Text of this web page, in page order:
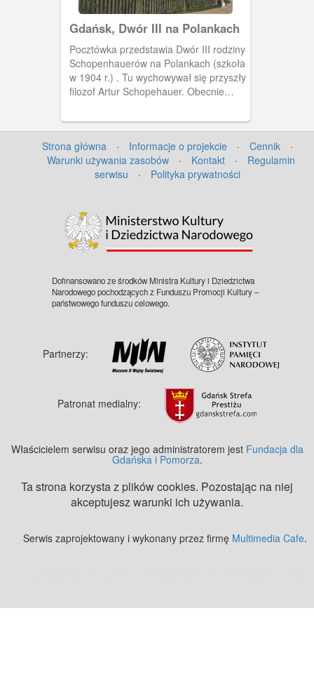
Gdańsk, Dwór III na Polankach
Pocztówka przedstawia Dwór III rodziny
Schopenhauerów na Polankach (szkoła
w 1904 r.) . Tu wychowywał się przyszły
filozof Artur Schopehauer. Obecnie
Schronisko dla Nieletnich. Budynek po
lewej nie istnieje. Rozebrano go w
latach 90. XX wieku.
Strona główna · Informacje o projekcie · Cennik
·
Warunki używania zasobów
· Kontakt ·
Regulamin
serwisu
· Polityka prywatności
Dofinansowano ze środków Ministra Kultury i Dziedzictwa
Narodowego pochodzących z Funduszu Promocji Kultury –
państwowego funduszu celowego.
Partnerzy:
Patronat medialny:
Właścicielem serwisu oraz jego administratorem jest Fundacja dla
Gdańska i Pomorza.
Ta strona korzysta z plików cookies. Pozostając na niej
akceptujesz warunki ich używania.
Serwis zaprojektowany i wykonany przez firmę Multimedia Cafe.